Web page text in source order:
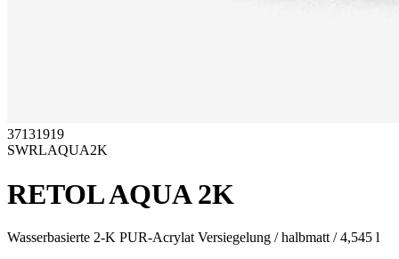
37131919
SWRLAQUA2K
RETOL AQUA 2K
Wasserbasierte 2-K PUR-Acrylat Versiegelung / halbmatt / 4,545 l